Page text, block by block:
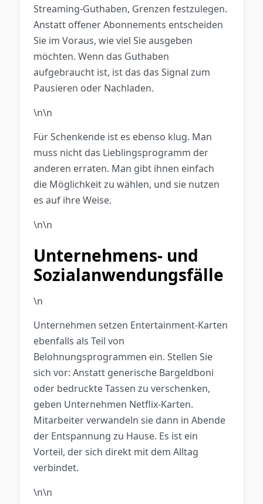
Streaming-Guthaben, Grenzen festzulegen.
Anstatt offener Abonnements entscheiden
Sie im Voraus, wie viel Sie ausgeben
möchten. Wenn das Guthaben
aufgebraucht ist, ist das das Signal zum
Pausieren oder Nachladen.
\n\n
Für Schenkende ist es ebenso klug. Man
muss nicht das Lieblingsprogramm der
anderen erraten. Man gibt ihnen einfach
die Möglichkeit zu wählen, und sie nutzen
es auf ihre Weise.
\n\n
Unternehmens- und
Sozialanwendungsfälle
\n
Unternehmen setzen Entertainment-Karten
ebenfalls als Teil von
Belohnungsprogrammen ein. Stellen Sie
sich vor: Anstatt generische Bargeldboni
oder bedruckte Tassen zu verschenken,
geben Unternehmen Netflix-Karten.
Mitarbeiter verwandeln sie dann in Abende
der Entspannung zu Hause. Es ist ein
Vorteil, der sich direkt mit dem Alltag
verbindet.
\n\n